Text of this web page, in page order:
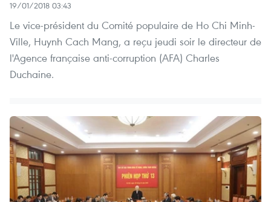
19/01/2018 03:43
Le vice-président du Comité populaire de Ho Chi Minh-
Ville, Huynh Cach Mang, a reçu jeudi soir le directeur de
l'Agence française anti-corruption (AFA) Charles
Duchaine.